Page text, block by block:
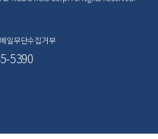
일무단수집거부
5390